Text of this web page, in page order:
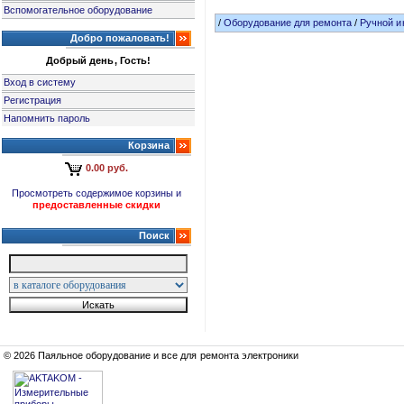
Вспомогательное оборудование
Добро пожаловать!
Добрый день, Гость!
Вход в систему
Регистрация
Напомнить пароль
Корзина
0.00 руб.
Просмотреть содержимое корзины и
предоставленные скидки
Поиск
/Оборудование для ремонта / Ручной
© 2026 Паяльное оборудование и все для ремонта электроники